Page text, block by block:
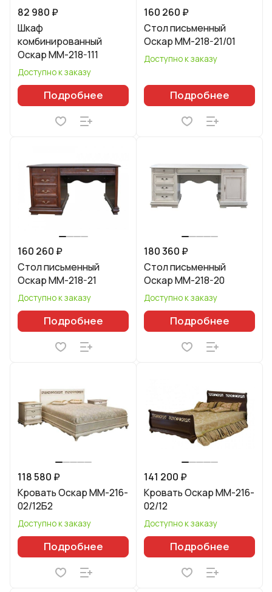
82 980 ₽
Шкаф
комбинированный
Оскар ММ-218-111
Доступно к заказу
Подробнее
160 260 ₽
Стол письменный
Оскар ММ-218-21/01
Доступно к заказу
Подробнее
160 260 ₽
Стол письменный
Оскар ММ-218-21
Доступно к заказу
Подробнее
180 360 ₽
Стол письменный
Оскар ММ-218-20
Доступно к заказу
Подробнее
118 580 ₽
Кровать Оскар ММ-216-
02/12Б2
Доступно к заказу
Подробнее
141 200 ₽
Кровать Оскар ММ-216-
02/12
Доступно к заказу
Подробнее